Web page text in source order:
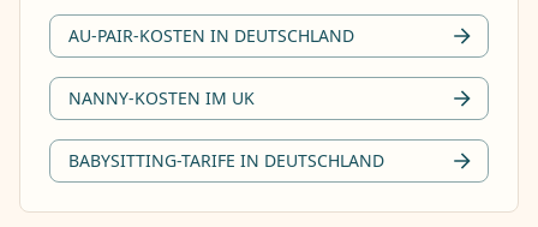
AU-PAIR-KOSTEN IN DEUTSCHLAND
NANNY-KOSTEN IM UK
BABYSITTING-TARIFE IN DEUTSCHLAND